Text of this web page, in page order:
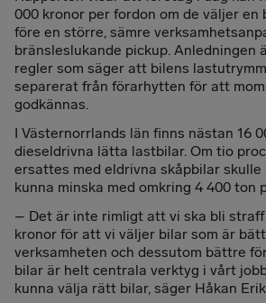
000 kronor per fordon om de väljer en
före en större, sämre
bränsleslukande pickup. Anledningen
regler som säger att bilens
separerat från förarhytten för att
godkännas.
I Västernorrlands län finns nästan 16
dieseldrivna lätta lastbilar. Om tio
ersattes med eldrivna skåpbilar
kunna minska med omkring 4 400 ton
– Det är inte rimligt att vi ska bli
kronor för att vi väljer bilar som är
verksamheten och dessutom bättre
bilar är helt centrala verktyg i vårt
kunna välja rätt bilar, säger Håkan